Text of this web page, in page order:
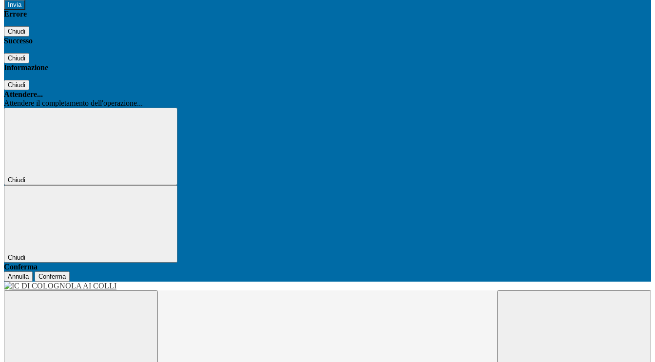
Errore
Chiudi
Successo
Chiudi
Informazione
Chiudi
Attendere...
Attendere il completamento dell'operazione...
Chiudi
Chiudi
Conferma
Annulla Conferma